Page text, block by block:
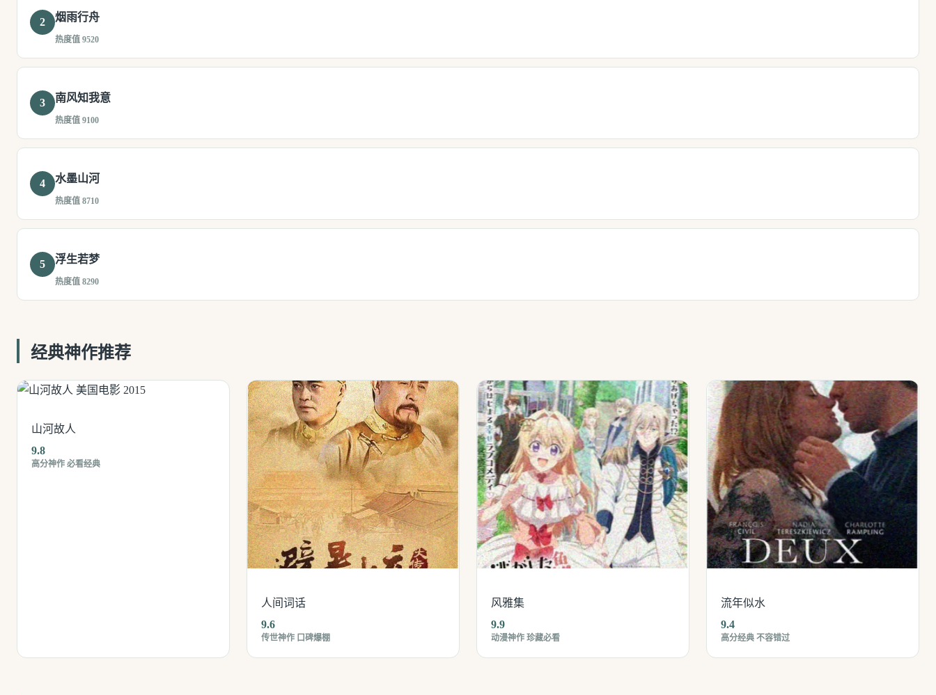
2 烟雨行舟
热度值 9520
3 南风知我意
热度值 9100
4 水墨山河
热度值 8710
5 浮生若梦
热度值 8290
经典神作推荐
山河故人
9.8
高分神作 必看经典
人间词话
9.6
传世神作 口碑爆棚
风雅集
9.9
动漫神作 珍藏必看
流年似水
9.4
高分经典 不容错过